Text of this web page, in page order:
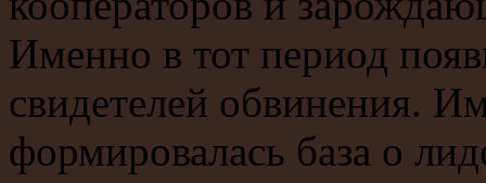
Именно в тот период
свидетелей обвинения.
формировалась база о